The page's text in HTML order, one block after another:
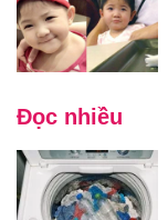
Đọc nhiều